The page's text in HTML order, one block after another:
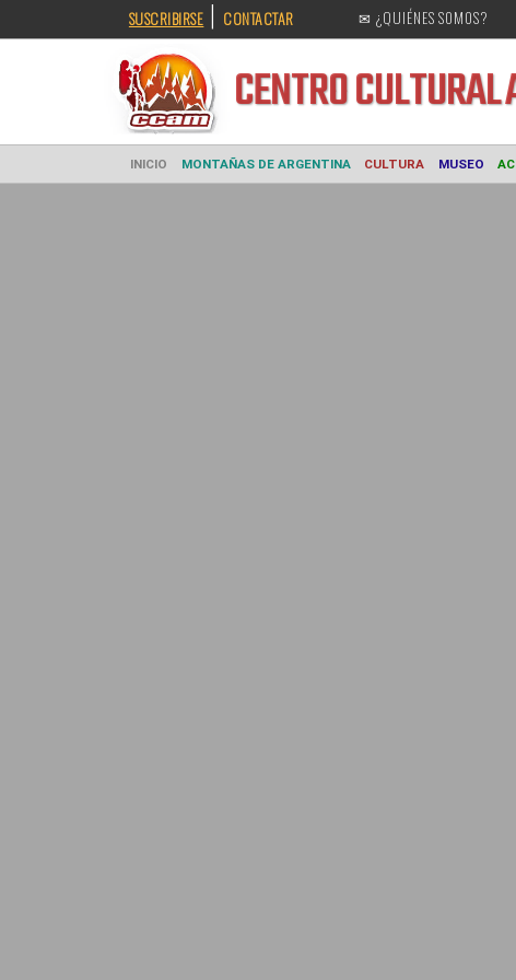
SUSCRIBIRSE | CONTACTAR ✉ ¿QUIÉNES SOMOS?
CENTRO
INICIO MONTAÑAS DE ARGENTINA CULTURA